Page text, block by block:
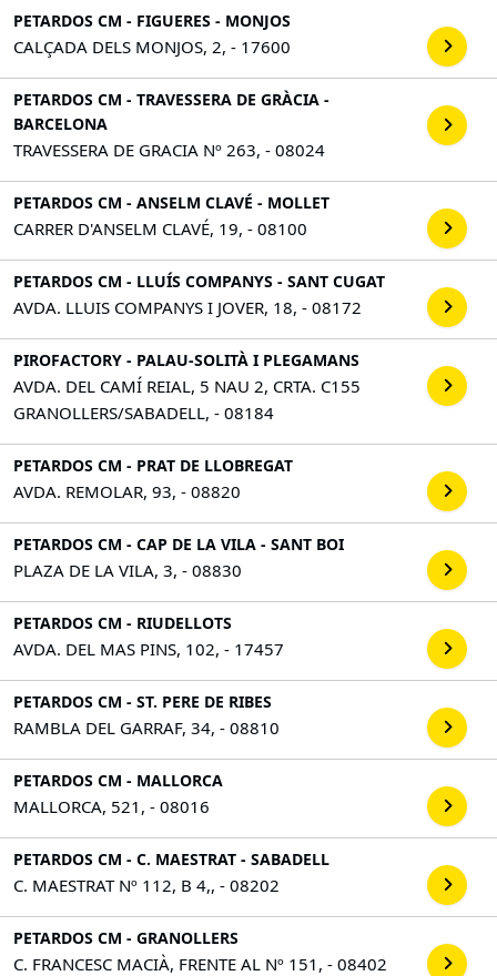
PETARDOS CM - FIGUERES - MONJOS
CALÇADA DELS MONJOS, 2, - 17600
PETARDOS CM - TRAVESSERA DE GRÀCIA -
BARCELONA
TRAVESSERA DE GRACIA Nº 263, - 08024
PETARDOS CM - ANSELM CLAVÉ - MOLLET
CARRER D'ANSELM CLAVÉ, 19, - 08100
PETARDOS CM - LLUÍS COMPANYS - SANT CUGAT
AVDA. LLUIS COMPANYS I JOVER, 18, - 08172
PIROFACTORY - PALAU-SOLITÀ I PLEGAMANS
AVDA. DEL CAMÍ REIAL, 5 NAU 2, CRTA. C155
GRANOLLERS/SABADELL, - 08184
PETARDOS CM - PRAT DE LLOBREGAT
AVDA. REMOLAR, 93, - 08820
PETARDOS CM - CAP DE LA VILA - SANT BOI
PLAZA DE LA VILA, 3, - 08830
PETARDOS CM - RIUDELLOTS
AVDA. DEL MAS PINS, 102, - 17457
PETARDOS CM - ST. PERE DE RIBES
RAMBLA DEL GARRAF, 34, - 08810
PETARDOS CM - MALLORCA
MALLORCA, 521, - 08016
PETARDOS CM - C. MAESTRAT - SABADELL
C. MAESTRAT Nº 112, B 4,, - 08202
PETARDOS CM - GRANOLLERS
C. FRANCESC MACIÀ, FRENTE AL Nº 151, - 08402